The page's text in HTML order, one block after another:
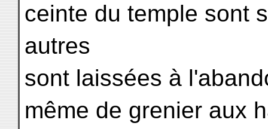
ceinte du temple sont
autres
sont laissées à
même de grenier aux